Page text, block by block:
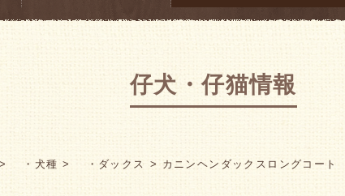
仔犬・仔猫情報
・犬種 ・ダックス カニンヘンダックスロングコート